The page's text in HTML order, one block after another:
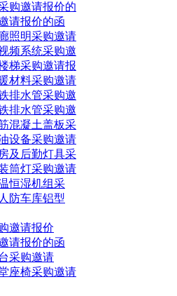
购邀请报价的
请报价的函
照明采购邀请
频系统采购邀
梯采购邀请报
材料采购邀请
排水管采购邀
排水管采购邀
混凝土盖板采
设备采购邀请
及后勤灯具采
筒灯采购邀请
恒湿机组采
防车库铝型
邀请报价
请报价的函
采购邀请
座椅采购邀请